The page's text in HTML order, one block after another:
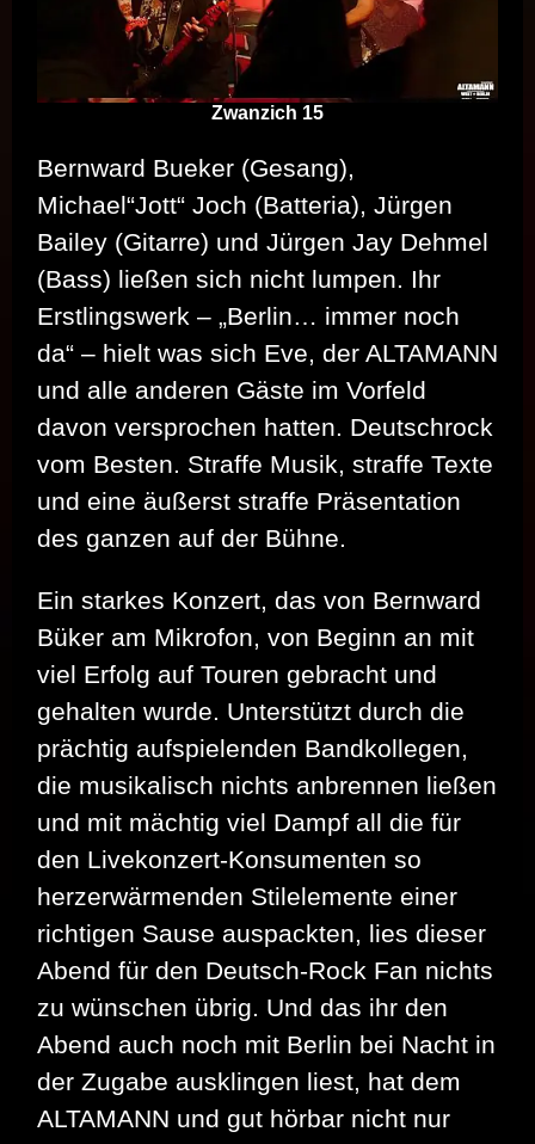
Zwanzich 15
Bernward Bueker (Gesang),
Michael“Jott“ Joch (Batteria), Jürgen
Bailey (Gitarre) und Jürgen Jay Dehmel
(Bass) ließen sich nicht lumpen. Ihr
Erstlingswerk – „Berlin… immer noch
da“ – hielt was sich Eve, der ALTAMANN
und alle anderen Gäste im Vorfeld
davon versprochen hatten. Deutschrock
vom Besten. Straffe Musik, straffe Texte
und eine äußerst straffe Präsentation
des ganzen auf der Bühne.
Ein starkes Konzert, das von Bernward
Büker am Mikrofon, von Beginn an mit
viel Erfolg auf Touren gebracht und
gehalten wurde. Unterstützt durch die
prächtig aufspielenden Bandkollegen,
die musikalisch nichts anbrennen ließen
und mit mächtig viel Dampf all die für
den Livekonzert-Konsumenten so
herzerwärmenden Stilelemente einer
richtigen Sause auspackten, lies dieser
Abend für den Deutsch-Rock Fan nichts
zu wünschen übrig. Und das ihr den
Abend auch noch mit Berlin bei Nacht in
der Zugabe ausklingen liest, hat dem
ALTAMANN und gut hörbar nicht nur